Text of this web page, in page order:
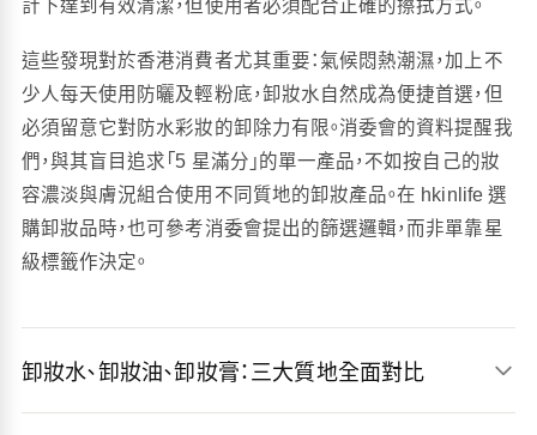
計下達到有效清潔，但使用者必須配合正確的擦拭方式。
這些發現對於香港消費者尤其重要：氣候悶熱潮濕，加上不
少人每天使用防曬及輕粉底，卸妝水自然成為便捷首選，但
必須留意它對防水彩妝的卸除力有限。消委會的資料提醒我
們，與其盲目追求「5 星滿分」的單一產品，不如按自己的妝
容濃淡與膚況組合使用不同質地的卸妝產品。在 hkinlife 選
購卸妝品時，也可參考消委會提出的篩選邏輯，而非單靠星
級標籤作決定。
卸妝水、卸妝油、卸妝膏：三大質地全面對比